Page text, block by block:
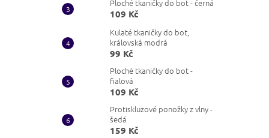
Ploché tkaničky do bot - černá
109 Kč
Kulaté tkaničky do bot,
královská modrá
99 Kč
Ploché tkaničky do bot -
fialová
109 Kč
Protiskluzové ponožky z vlny -
šedá
159 Kč